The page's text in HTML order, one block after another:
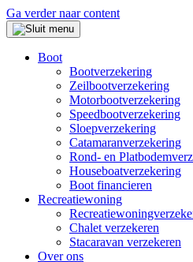
Ga verder naar content
Boot
Bootverzekering
Zeilbootverzekering
Motorbootverzekering
Speedbootverzekering
Sloepverzekering
Catamaranverzekering
Rond- en
Houseboatverzekering
Boot financieren
Recreatiewoning
Chalet verzekeren
Stacaravan verzekeren
Over ons